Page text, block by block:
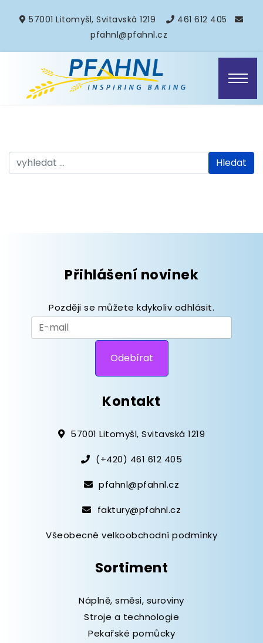
57001 Litomyšl, Svitavská 1219
461 612 405
pfahnl@pfahnl.cz
...
Hledat
Přihlášení novinek
Později se můžete kdykoliv odhlásit.
Kontakt
57001 Litomyšl, Svitavská 1219
(+420) 461 612 405
pfahnl@pfahnl.cz
faktury@pfahnl.cz
Všeobecné velkoobchodní podmínky
Sortiment
Náplně, směsi, suroviny
Stroje a technologie
Pekařské pomůcky